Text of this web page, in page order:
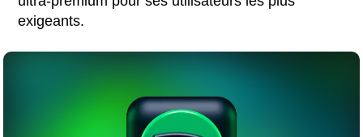
exigeants.